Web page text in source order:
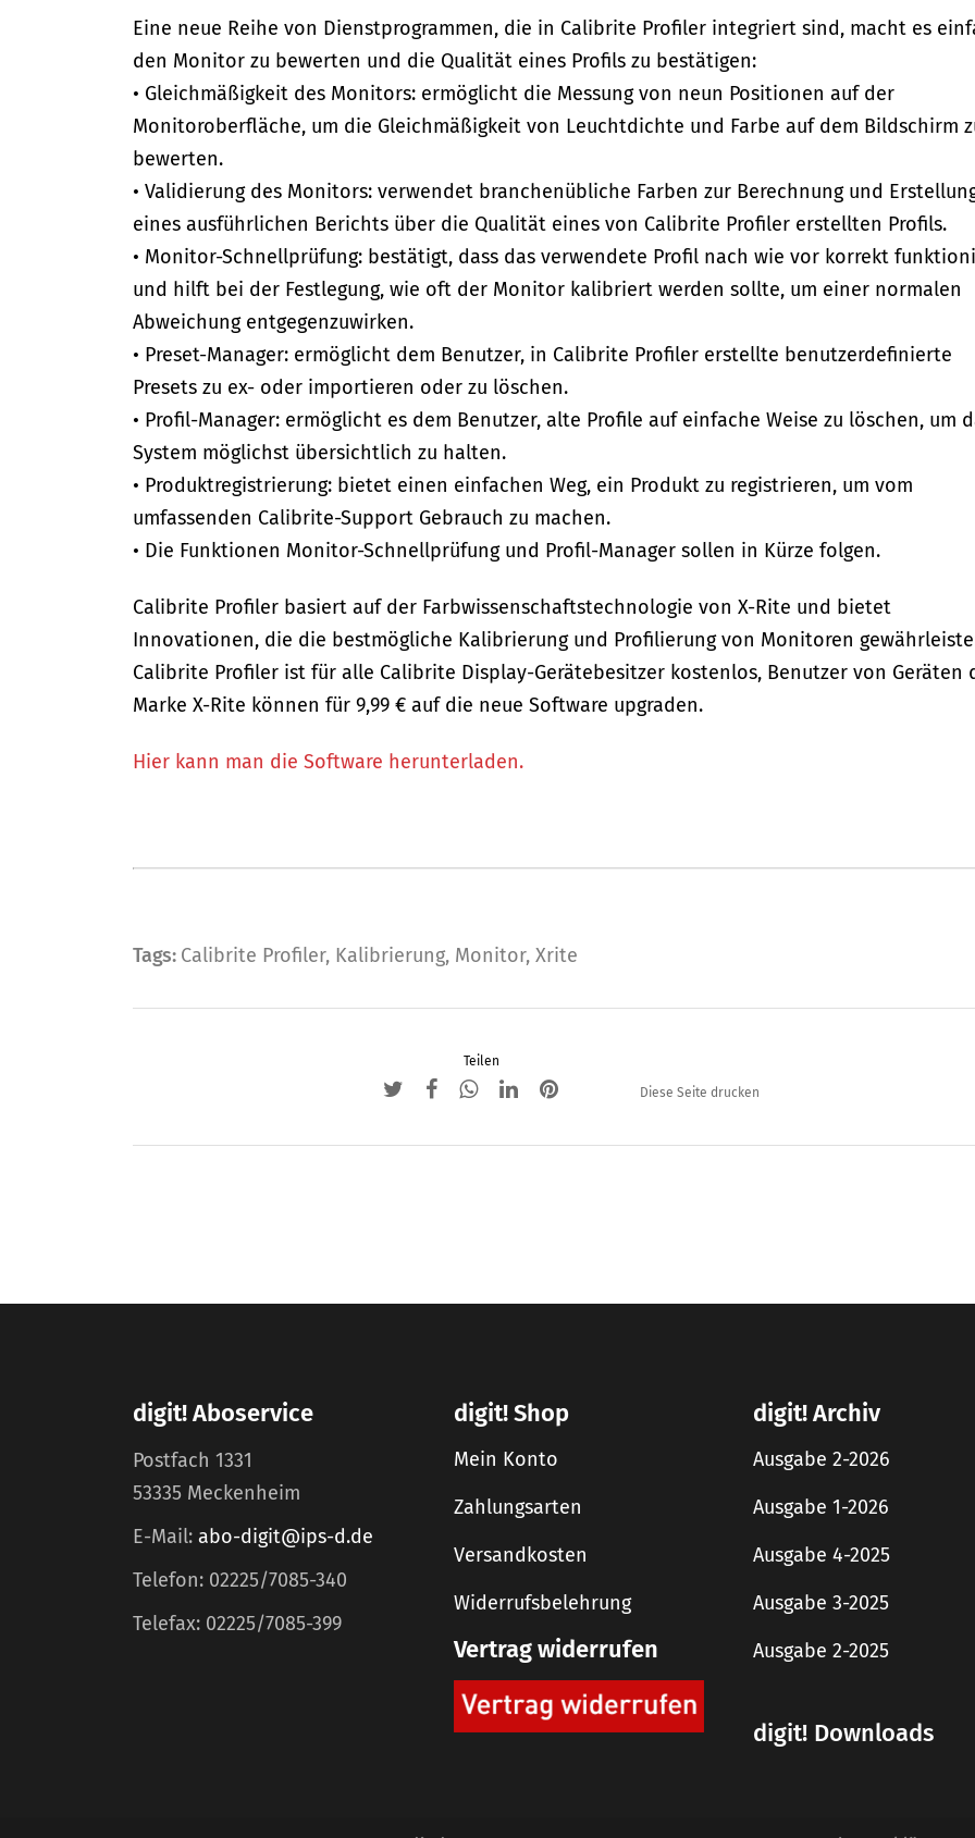
Eine neue Reihe von Dienstprogrammen, die in Calibrite Profiler integriert sind, macht es
den Monitor zu bewerten und die Qualität eines Profils zu bestätigen:
• Gleichmäßigkeit des Monitors: ermöglicht die Messung von neun Positionen auf der
Monitoroberfläche, um die Gleichmäßigkeit von Leuchtdichte und Farbe auf dem Bildschirm
bewerten.
• Validierung des Monitors: verwendet branchenübliche Farben zur Berechnung und
eines ausführlichen Berichts über die Qualität eines von Calibrite Profiler erstellten Profils.
• Monitor-Schnellprüfung: bestätigt, dass das verwendete Profil nach wie vor korrekt
und hilft bei der Festlegung, wie oft der Monitor kalibriert werden sollte, um einer normalen
Abweichung entgegenzuwirken.
• Preset-Manager: ermöglicht dem Benutzer, in Calibrite Profiler erstellte benutzerdefinierte
Presets zu ex- oder importieren oder zu löschen.
• Profil-Manager: ermöglicht es dem Benutzer, alte Profile auf einfache Weise zu löschen, um
System möglichst übersichtlich zu halten.
• Produktregistrierung: bietet einen einfachen Weg, ein Produkt zu registrieren, um vom
umfassenden Calibrite-Support Gebrauch zu machen.
• Die Funktionen Monitor-Schnellprüfung und Profil-Manager sollen in Kürze folgen.
Calibrite Profiler basiert auf der Farbwissenschaftstechnologie von X-Rite und bietet
Innovationen, die die bestmögliche Kalibrierung und Profilierung von Monitoren
Calibrite Profiler ist für alle Calibrite Display-Gerätebesitzer kostenlos, Benutzer von Geräten
Marke X-Rite können für 9,99 € auf die neue Software upgraden.
Hier kann man die Software herunterladen.
Tags: Calibrite Profiler, Kalibrierung, Monitor, Xrite
Teilen
Diese Seite drucken
digit! Aboservice
Postfach 1331
53335 Meckenheim
E-Mail: abo-digit@ips-d.de
Telefon: 02225/7085-340
Telefax: 02225/7085-399
digit! Shop
Mein Konto
Zahlungsarten
Versandkosten
Widerrufsbelehrung
Vertrag widerrufen
digit! Archiv
Ausgabe 2-2026
Ausgabe 1-2026
Ausgabe 4-2025
Ausgabe 3-2025
Ausgabe 2-2025
digit! Downloads